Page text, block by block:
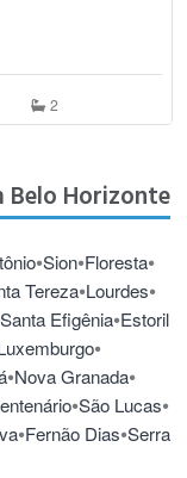
2
Belo Horizonte
•Sion•Floresta•
Tereza•Lourdes•
Santa Efigênia•Estoril
•
•Nova Granada•
•São Lucas•
•Fernão Dias•Serra